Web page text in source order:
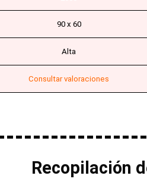
90 x 60
Alta
Consultar valoraciones
Recopilación